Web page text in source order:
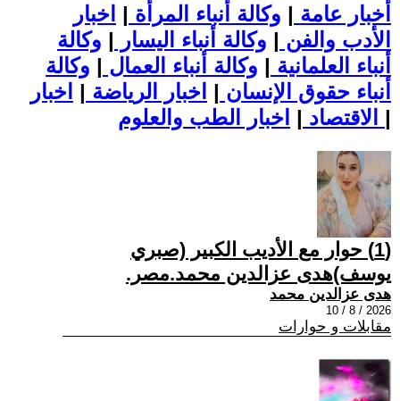
أخبار عامة | وكالة أنباء المرأة | اخبار
الأدب والفن | وكالة أنباء اليسار | وكالة
أنباء العلمانية | وكالة أنباء العمال | وكالة
أنباء حقوق الإنسان | اخبار الرياضة | اخبار
الاقتصاد | |
(1) حوار مع الأديب الكبير (صبري
يوسف)هدى عزالدين محمد.مصر.
هدى عزالدين محمد
2026 / 8 / 10
مقابلات و حوارات